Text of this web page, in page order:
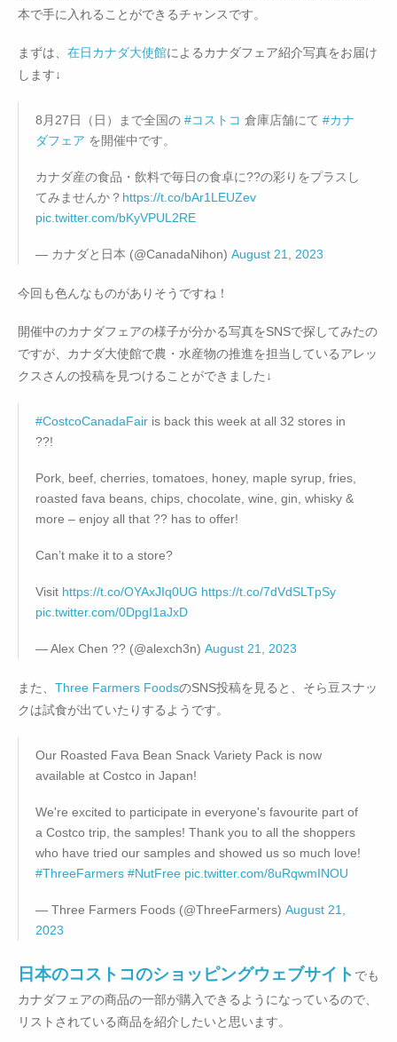
本で手に入れることができるチャンスです。
まずは、 在日カナダ大使館によるカナダフェア紹介写真をお届け
します↓
8月27日（日）まで全国の #コストコ 倉庫店舗にて #カナ
ダフェア を開催中です。
カナダ産の食品・飲料で毎日の食卓に??の彩りをプラスし
てみませんか？ https://t.co/bAr1LEUZev
pic.twitter.com/bKyVPUL2RE
— カナダと日本 (@CanadaNihon) August 21, 2023
今回も色んなものがありそうですね！
開催中のカナダフェアの様子が分かる写真をSNSで探してみたの
ですが、カナダ大使館で農・水産物の推進を担当しているアレッ
クスさんの投稿を見つけることができました↓
#CostcoCanadaFair is back this week at all 32 stores in
??!
Pork, beef, cherries, tomatoes, honey, maple syrup, fries,
roasted fava beans, chips, chocolate, wine, gin, whisky &
more – enjoy all that ?? has to offer!
Can’t make it to a store?
Visit https://t.co/OYAxJIq0UG https://t.co/7dVdSLTpSy
pic.twitter.com/0DpgI1aJxD
— Alex Chen ?? (@alexch3n) August 21, 2023
また、 Three Farmers FoodsのSNS投稿を見ると、そら豆スナッ
クは試食が出ていたりするようです。
Our Roasted Fava Bean Snack Variety Pack is now
available at Costco in Japan!
We're excited to participate in everyone's favourite part of
a Costco trip, the samples! Thank you to all the shoppers
who have tried our samples and showed us so much love!
#ThreeFarmers #NutFree pic.twitter.com/8uRqwmINOU
— Three Farmers Foods (@ThreeFarmers) August 21,
2023
日本のコストコのショッピングウェブサイト でも
カナダフェアの商品の一部が購入できるようになっているので、
リストされている商品を紹介したいと思います。